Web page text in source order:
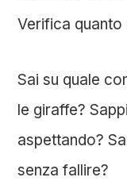
Verifica
Sai su quale
le giraffe?
aspettando?
senza fallire?